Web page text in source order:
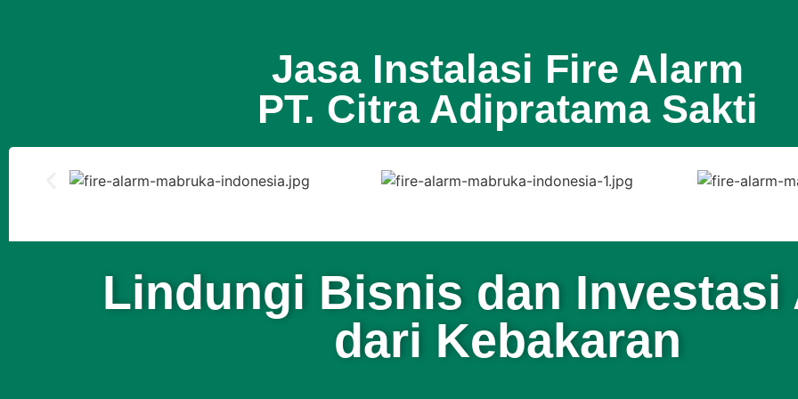
Jasa Instalasi Fire Alarm
PT. Citra Adipratama Sakti
Lindungi Bisnis dan Investasi
dari Kebakaran